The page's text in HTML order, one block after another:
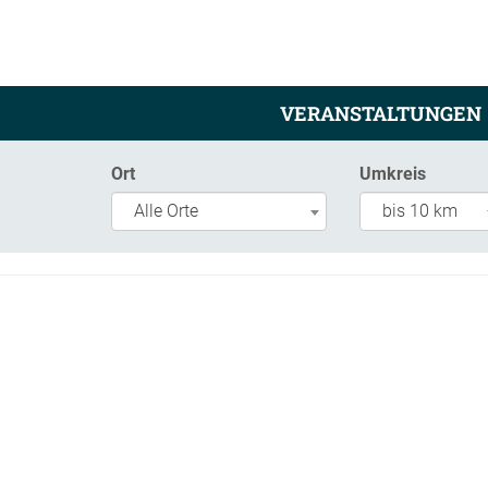
VERANSTALTUNGEN
Ort
Alle Orte
Umkreis
bis 10 km